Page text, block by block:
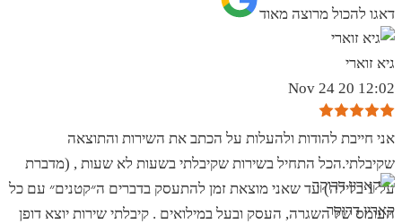
‏דאגו להכול מרוצה מאוד
גיא זוארי
12:02 20 Nov 24
אני חייבת להודות ולהעלות על הכתב את השירות והתוצאה
שקיבלתי.הכל התחיל בשירות שקיבלתי בשעות לא שעות , (מדברת
על 1 בלילה) עד שאני מוצאת זמן להתעסק בדברים ה״קטנים״ עם כל
העומס של השגרה, העסק ובעל במילואים . קיבלתי שירות יוצא דופן
קארין דרוקר